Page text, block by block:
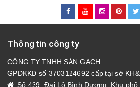
Thông tin công ty
CÔNG TY TNHH SÀN GẠCH
GPĐKKD số 3703124692 cấp tại sở
Số 439, Đại Lộ Bình Dương, Khu